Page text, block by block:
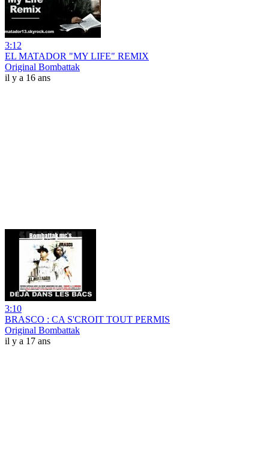
3:12
EL MATADOR "MY LIFE" REMIX
Original Bombattak
il y a 16 ans
3:10
BRASCO : CA S'CROIT TOUT PERMIS
Original Bombattak
il y a 17 ans